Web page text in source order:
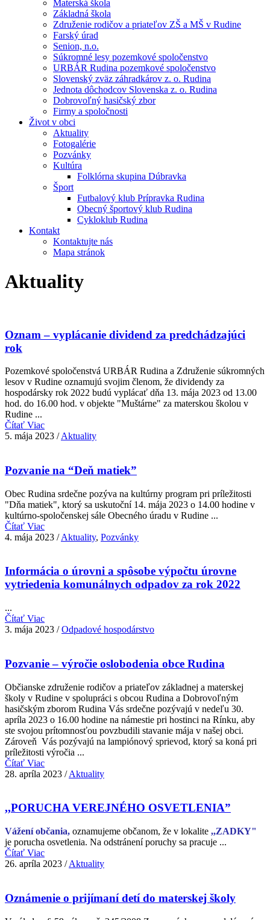
Materská škola
Základná škola
Združenie rodičov a priateľov ZŠ a MŠ v Rudine
Farský úrad
Senion, n.o.
Súkromné lesy pozemkové spoločenstvo
URBÁR Rudina pozemkové spoločenstvo
Slovenský zväz záhradkárov z. o. Rudina
Jednota dôchodcov Slovenska z. o. Rudina
Dobrovoľný hasičský zbor
Firmy a spoločnosti
Život v obci
Aktuality
Fotogalérie
Pozvánky
Kultúra
Folklórna skupina Dúbravka
Šport
Futbalový klub Prípravka Rudina
Obecný športový klub Rudina
Cykloklub Rudina
Kontakt
Kontaktujte nás
Mapa stránok
Aktuality
Oznam – vyplácanie dividend za predchádzajúci
rok
Pozemkové spoločenstvá URBÁR Rudina a Združenie súkromných
lesov v Rudine oznamujú svojim členom, že dividendy za
hospodársky rok 2022 budú vyplácať dňa 13. mája 2023 od 13.00
hod. do 16.00 hod. v objekte "Muštárne" za materskou školou v
Rudine ...
Čítať Viac
5. mája 2023 /Aktuality
Pozvanie na “Deň matiek”
Obec Rudina srdečne pozýva na kultúrny program pri príležitosti
"Dňa matiek", ktorý sa uskutoční 14. mája 2023 o 14.00 hodine v
kultúrno-spoločenskej sále Obecného úradu v Rudine ...
Čítať Viac
4. mája 2023 /Aktuality, Pozvánky
Informácia o úrovni a spôsobe výpočtu úrovne
vytriedenia komunálnych odpadov za rok 2022
...
Čítať Viac
3. mája 2023 /Odpadové hospodárstvo
Pozvanie – výročie oslobodenia obce Rudina
Občianske združenie rodičov a priateľov základnej a materskej
školy v Rudine v spolupráci s obcou Rudina a Dobrovoľným
hasičským zborom Rudina Vás srdečne pozývajú v nedeľu 30.
apríla 2023 o 16.00 hodine na námestie pri hostinci na Rínku, aby
ste svojou prítomnosťou povzbudili stavanie mája v našej obci.
Zároveň Vás pozývajú na lampiónový sprievod, ktorý sa koná pri
príležitosti výročia ...
Čítať Viac
28. apríla 2023 /Aktuality
,,PORUCHA VEREJNÉHO OSVETLENIA”
Vážení občania, oznamujeme občanom, že v lokalite ,,ZADKY"
je porucha osvetlenia. Na odstránení poruchy sa pracuje ...
Čítať Viac
26. apríla 2023 /Aktuality
Oznámenie o prijímaní detí do materskej školy